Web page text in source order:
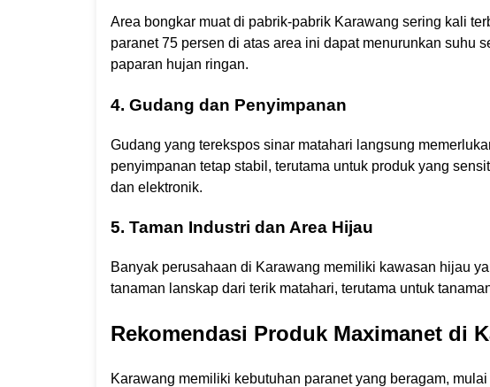
Area bongkar muat di pabrik-pabrik Karawang sering kali
paranet 75 persen di atas area ini dapat menurunkan suhu
paparan hujan ringan.
4. Gudang dan Penyimpanan
Gudang yang terekspos sinar matahari langsung
penyimpanan tetap stabil, terutama untuk produk yang
dan elektronik.
5. Taman Industri dan Area Hijau
Banyak perusahaan di Karawang memiliki kawasan hijau
tanaman lanskap dari terik matahari, terutama untuk
Rekomendasi Produk Maximanet di
Karawang memiliki kebutuhan paranet yang beragam,